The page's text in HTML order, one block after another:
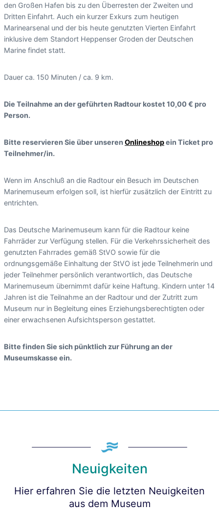
den Großen Hafen bis zu den Überresten der Zweiten und
Dritten Einfahrt. Auch ein kurzer Exkurs zum heutigen
Marinearsenal und der bis heute genutzten Vierten Einfahrt
inklusive dem Standort Heppenser Groden der Deutschen
Marine findet statt.
Dauer ca. 150 Minuten / ca. 9 km.
Die Teilnahme an der geführten Radtour kostet 10,00 € pro
Person.
Bitte reservieren Sie über unseren Onlineshopein Ticket pro
Teilnehmer/in.
Wenn im Anschluß an die Radtour ein Besuch im Deutschen
Marinemuseum erfolgen soll, ist hierfür zusätzlich der Eintritt zu
entrichten.
Das Deutsche Marinemuseum kann für die Radtour keine
Fahrräder zur Verfügung stellen. Für die Verkehrssicherheit des
genutzten Fahrrades gemäß StVO sowie für die
ordnungsgemäße Einhaltung der StVO ist jede Teilnehmerin und
jeder Teilnehmer persönlich verantwortlich, das Deutsche
Marinemuseum übernimmt dafür keine Haftung. Kindern unter 14
Jahren ist die Teilnahme an der Radtour und der Zutritt zum
Museum nur in Begleitung eines Erziehungsberechtigten oder
einer erwachsenen Aufsichtsperson gestattet.
Bitte finden Sie sich pünktlich zur Führung an der
Museumskasse ein.
Neuigkeiten
Hier erfahren Sie die letzten Neuigkeiten
aus dem Museum